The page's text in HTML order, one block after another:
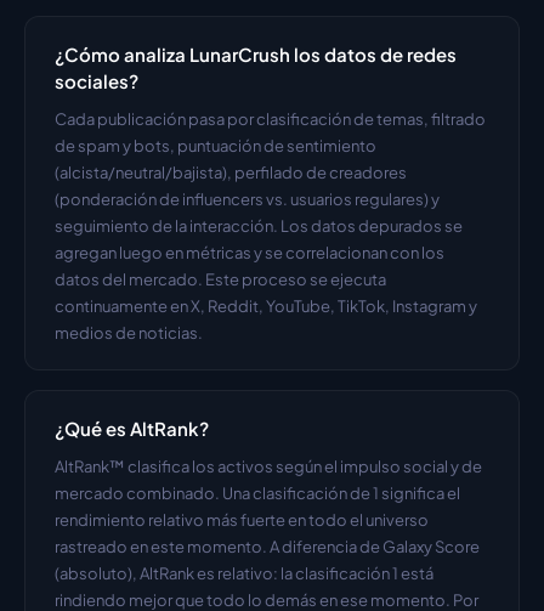
¿Cómo analiza LunarCrush los datos de redes
sociales?
Cada publicación pasa por clasificación de temas, filtrado
de spam y bots, puntuación de sentimiento
(alcista/neutral/bajista), perfilado de creadores
(ponderación de influencers vs. usuarios regulares) y
seguimiento de la interacción. Los datos depurados se
agregan luego en métricas y se correlacionan con los
datos del mercado. Este proceso se ejecuta
continuamente en X, Reddit, YouTube, TikTok, Instagram y
medios de noticias.
¿Qué es AltRank?
AltRank™ clasifica los activos según el impulso social y de
mercado combinado. Una clasificación de 1 significa el
rendimiento relativo más fuerte en todo el universo
rastreado en este momento. A diferencia de Galaxy Score
(absoluto), AltRank es relativo: la clasificación 1 está
rindiendo mejor que todo lo demás en ese momento. Por